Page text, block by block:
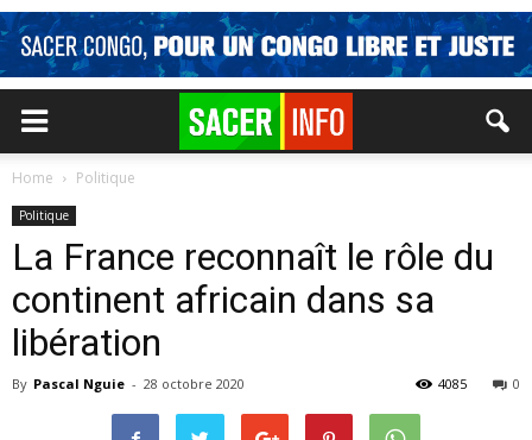
Home Politique
Politique
La France reconnaît le rôle du
continent africain dans sa
libération
By Pascal Nguie - 28 octobre 2020 0
4085